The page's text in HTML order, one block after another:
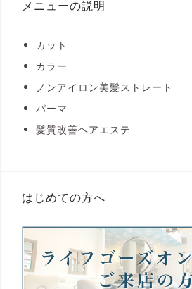
メニューの説明
カット
カラー
ノンアイロン美髪ストレート
パーマ
髪質改善ヘアエステ
はじめての方へ